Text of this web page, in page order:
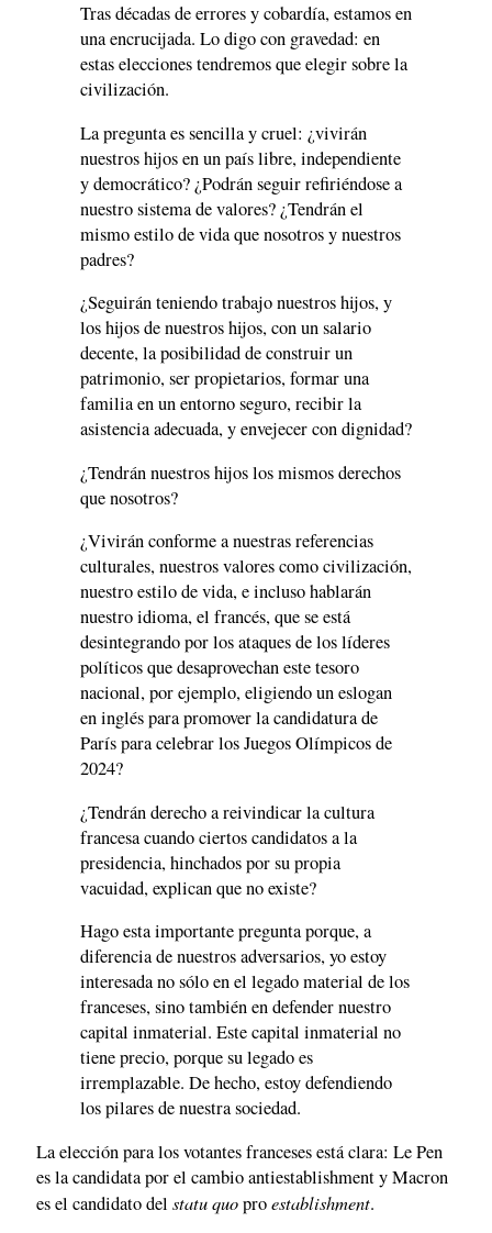
Tras décadas de errores y cobardía, estamos en
una encrucijada. Lo digo con gravedad: en
estas elecciones tendremos que elegir sobre la
civilización.
La pregunta es sencilla y cruel: ¿vivirán
nuestros hijos en un país libre, independiente
y democrático? ¿Podrán seguir refiriéndose a
nuestro sistema de valores? ¿Tendrán el
mismo estilo de vida que nosotros y nuestros
padres?
¿Seguirán teniendo trabajo nuestros hijos, y
los hijos de nuestros hijos, con un salario
decente, la posibilidad de construir un
patrimonio, ser propietarios, formar una
familia en un entorno seguro, recibir la
asistencia adecuada, y envejecer con dignidad?
¿Tendrán nuestros hijos los mismos derechos
que nosotros?
¿Vivirán conforme a nuestras referencias
culturales, nuestros valores como civilización,
nuestro estilo de vida, e incluso hablarán
nuestro idioma, el francés, que se está
desintegrando por los ataques de los líderes
políticos que desaprovechan este tesoro
nacional, por ejemplo, eligiendo un eslogan
en inglés para promover la candidatura de
París para celebrar los Juegos Olímpicos de
2024?
¿Tendrán derecho a reivindicar la cultura
francesa cuando ciertos candidatos a la
presidencia, hinchados por su propia
vacuidad, explican que no existe?
Hago esta importante pregunta porque, a
diferencia de nuestros adversarios, yo estoy
interesada no sólo en el legado material de los
franceses, sino también en defender nuestro
capital inmaterial. Este capital inmaterial no
tiene precio, porque su legado es
irremplazable. De hecho, estoy defendiendo
los pilares de nuestra sociedad.
La elección para los votantes franceses está clara: Le Pen
es la candidata por el cambio antiestablishment y Macron
es el candidato del statu quoproestablishment.